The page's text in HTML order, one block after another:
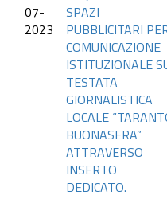
07-
2023
SPAZI
PUBBLICITARI
COMUNICAZIONE
ISTITUZIONALE
TESTATA
GIORNALISTICA
LOCALE
BUONASERA”
ATTRAVERSO
INSERTO
DEDICATO.